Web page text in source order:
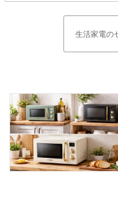
生活家電の